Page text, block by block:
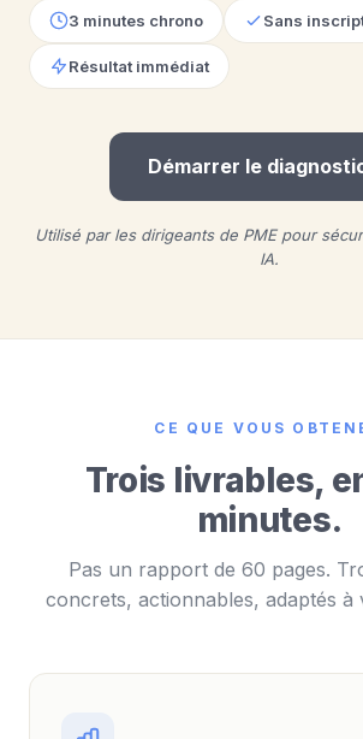
3 minutes chrono Sans
Résultat immédiat
Démarrer le
Utilisé par les dirigeants de PME pour
IA.
CE QUE VOUS
Trois livrables,
minutes.
Pas un rapport de 60 pages.
concrets, actionnables, adaptés à